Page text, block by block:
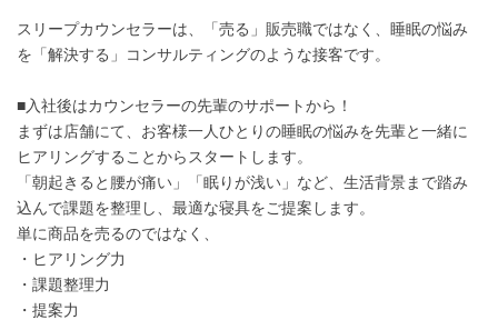
スリープカウンセラーは、「売る」販売職ではなく、睡眠の悩み
を「解決する」コンサルティングのような接客です。
■入社後はカウンセラーの先輩のサポートから！
まずは店舗にて、お客様一人ひとりの睡眠の悩みを先輩と一緒に
ヒアリングすることからスタートします。
「朝起きると腰が痛い」「眠りが浅い」など、生活背景まで踏み
込んで課題を整理し、最適な寝具をご提案します。
単に商品を売るのではなく、
・ヒアリング力
・課題整理力
・提案力